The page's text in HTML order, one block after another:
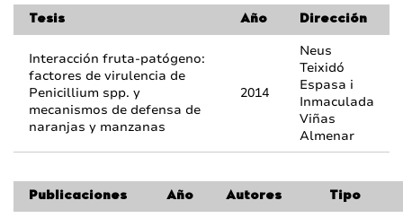
Tesis Año Dirección
Interacción fruta-patógeno:
factores de virulencia de
Penicillium spp. y
mecanismos de defensa de
naranjas y manzanas
2014
Neus
Teixidó
Espasa i
Inmaculada
Viñas
Almenar
Publicaciones Año Autores Tipo